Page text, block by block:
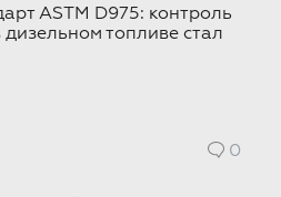
ASTM D975: контроль
топливе стал
0